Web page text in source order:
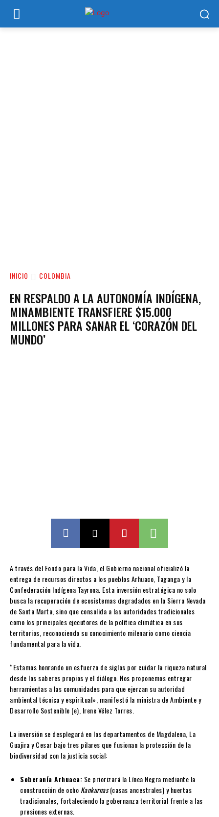
INICIO COLOMBIA
EN RESPALDO A LA AUTONOMÍA INDÍGENA,
MINAMBIENTE TRANSFIERE $15.000
MILLONES PARA SANAR EL ‘CORAZÓN DEL
MUNDO’
A través del Fondo para la Vida, el Gobierno nacional oficializó la
entrega de recursos directos a los pueblos Arhuaco, Taganga y la
Confederación Indígena Tayrona. Esta inversión estratégica no solo
busca la recuperación de ecosistemas degradados en la Sierra Nevada
de Santa Marta, sino que consolida a las autoridades tradicionales
como los principales ejecutores de la política climática en sus
territorios, reconociendo su conocimiento milenario como ciencia
fundamental para la vida.
“Estamos honrando un esfuerzo de siglos por cuidar la riqueza natural
desde los saberes propios y el diálogo. Nos proponemos entregar
herramientas a las comunidades para que ejerzan su autoridad
ambiental técnica y espiritual», manifestó la ministra de Ambiente y
Desarrollo Sostenible (e), Irene Vélez Torres.
La inversión se desplegará en los departamentos de Magdalena, La
Guajira y Cesar bajo tres pilares que fusionan la protección de la
biodiversidad con la justicia social:
Soberanía Arhuaca: Se priorizará la Línea Negra mediante la
construcción de ocho Kankurnas(casas ancestrales) y huertas
tradicionales, fortaleciendo la gobernanza territorial frente a las
presiones externas.